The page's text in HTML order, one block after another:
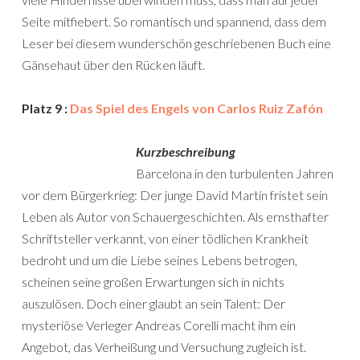
Seite mitfiebert. So romantisch und spannend, dass dem
Leser bei diesem wunderschön geschriebenen Buch eine
Gänsehaut über den Rücken läuft.
Platz 9 : Das Spiel des Engels von Carlos Ruiz Zafón
Kurzbeschreibung
Barcelona in den turbulenten Jahren
vor dem Bürgerkrieg: Der junge David Martín fristet sein
Leben als Autor von Schauergeschichten. Als ernsthafter
Schriftsteller verkannt, von einer tödlichen Krankheit
bedroht und um die Liebe seines Lebens betrogen,
scheinen seine großen Erwartungen sich in nichts
auszulösen. Doch einer glaubt an sein Talent: Der
mysteriöse Verleger Andreas Corelli macht ihm ein
Angebot, das Verheißung und Versuchung zugleich ist.